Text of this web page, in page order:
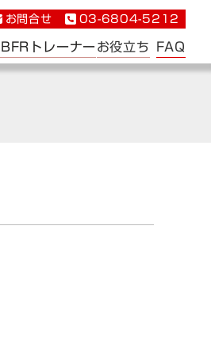
お問合せ 03-6804-5212
BFRトレーナーお役立ち FAQ